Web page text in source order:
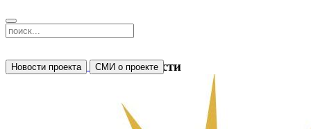
Новости
Новости проекта СМИ о проекте